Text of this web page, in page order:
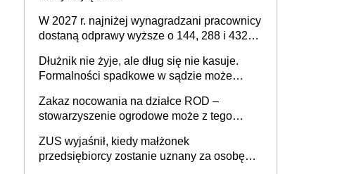
W 2027 r. najniżej wynagradzani pracownicy
dostaną odprawy wyższe o 144, 288 i 432
Dłużnik nie żyje, ale dług się nie kasuje.
Formalności spadkowe w sądzie może
zmarłego
Zakaz nocowania na działce ROD –
stowarzyszenie ogrodowe może z tego
działki (wypowiedzieć dzierżawę)?
ZUS wyjaśnił, kiedy małżonek
przedsiębiorcy zostanie uznany za osobę